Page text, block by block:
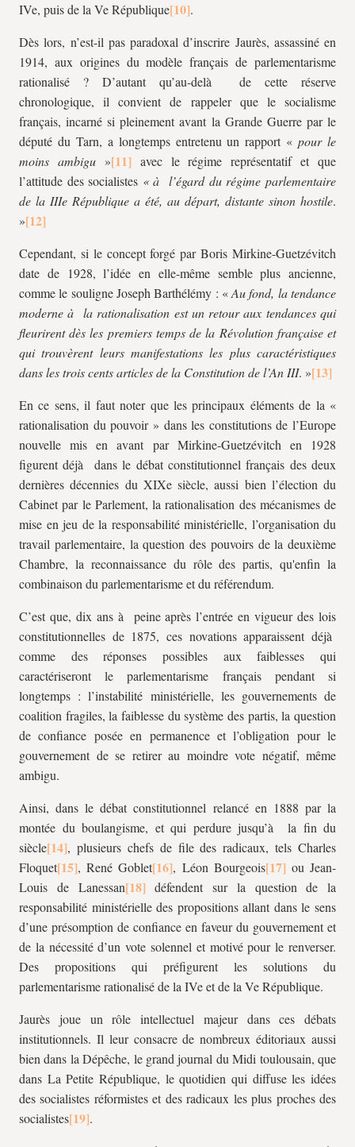
IVe, puis de la Ve République
.
Dès lors, n’est-il pas paradoxal d’inscrire Jaurès, assassiné en
1914, aux origines du modèle français de parlementarisme
rationalisé ? D’autant qu’au-delà de cette réserve
chronologique, il convient de rappeler que le socialisme
français, incarné si pleinement avant la Grande Guerre par le
député du Tarn, a longtemps entretenu un rapport «pour le
moins ambigu »
avec le régime représentatif et que
l’attitude des socialistes « à l’égard du régime parlementaire
de la IIIe République a été, au départ, distante sinon hostile.
»
Cependant, si le concept forgé par Boris Mirkine-Guetzévitch
date de 1928, l’idée en elle-même semble plus ancienne,
comme le souligne Joseph Barthélémy : «Au fond, la tendance
moderne à la rationalisation est un retour aux tendances qui
fleurirent dès les premiers temps de la Révolution française et
qui trouvèrent leurs manifestations les plus caractéristiques
dans les trois cents articles de la Constitution de l’An III. »
En ce sens, il faut noter que les principaux éléments de la «
rationalisation du pouvoir » dans les constitutions de l’Europe
nouvelle mis en avant par Mirkine-Guetzévitch en 1928
figurent déjà dans le débat constitutionnel français des deux
dernières décennies du XIXe siècle, aussi bien l’élection du
Cabinet par le Parlement, la rationalisation des mécanismes de
mise en jeu de la responsabilité ministérielle, l’organisation du
travail parlementaire, la question des pouvoirs de la deuxième
Chambre, la reconnaissance du rôle des partis, qu'enfin la
combinaison du parlementarisme et du référendum.
C’est que, dix ans à peine après l’entrée en vigueur des lois
constitutionnelles de 1875, ces novations apparaissent déjà
comme des réponses possibles aux faiblesses qui
caractériseront le parlementarisme français pendant si
longtemps : l’instabilité ministérielle, les gouvernements de
coalition fragiles, la faiblesse du système des partis, la question
de confiance posée en permanence et l’obligation pour le
gouvernement de se retirer au moindre vote négatif, même
ambigu.
Ainsi, dans le débat constitutionnel relancé en 1888 par la
montée du boulangisme, et qui perdure jusqu’à la fin du
siècle
, plusieurs chefs de file des radicaux, tels Charles
Floquet
, René Goblet , Léon Bourgeois
ou Jean-
Louis de Lanessan
défendent sur la question de la
responsabilité ministérielle des propositions allant dans le sens
d’une présomption de confiance en faveur du gouvernement et
de la nécessité d’un vote solennel et motivé pour le renverser.
Des propositions qui préfigurent les solutions du
parlementarisme rationalisé de la IVe et de la Ve République.
Jaurès joue un rôle intellectuel majeur dans ces débats
institutionnels. Il leur consacre de nombreux éditoriaux aussi
bien dans la Dépêche, le grand journal du Midi toulousain, que
dans La Petite République, le quotidien qui diffuse les idées
des socialistes réformistes et des radicaux les plus proches des
socialistes
.